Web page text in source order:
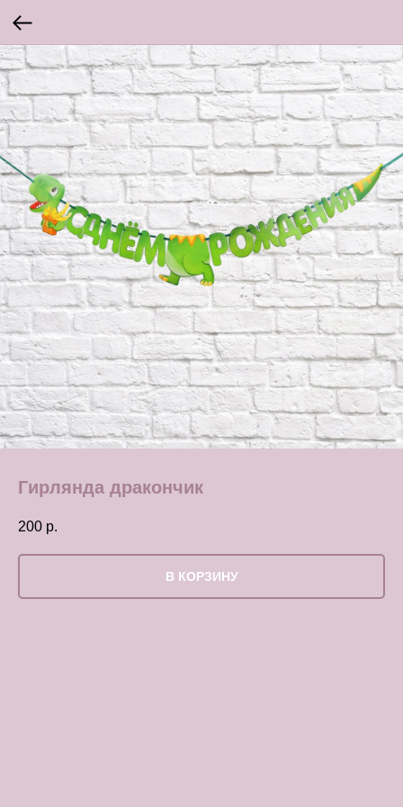
Гирлянда дракончик
200 р.
В КОРЗИНУ